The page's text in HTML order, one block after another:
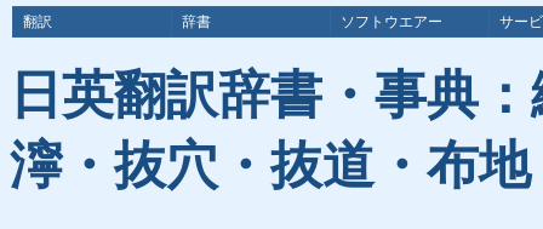
翻訳 辞書 ソフトウエアー サー
日英翻訳辞書・事典
濘・抜穴・抜道・布